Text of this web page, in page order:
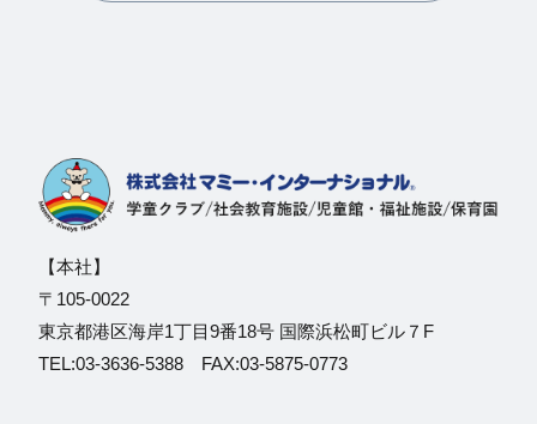
【本社】
〒105-0022
東京都港区海岸1丁目9番18号 国際浜松町ビル７F
TEL:03-3636-5388 FAX:03-5875-0773